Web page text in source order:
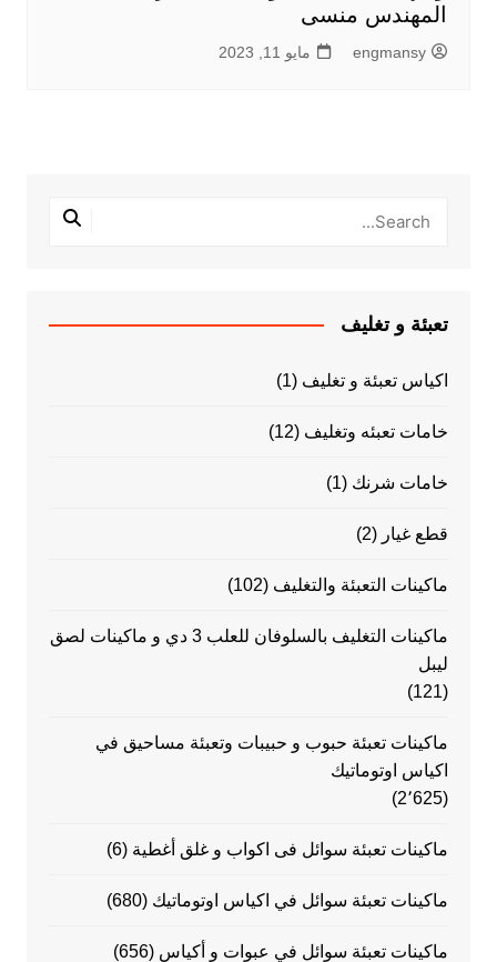
المهندس منسى
engmansy مايو 11, 2023
تعبئة و تغليف
اكياس تعبئة و تغليف (1)
خامات تعبئه وتغليف (12)
خامات شرنك (1)
قطع غيار (2)
ماكينات التعبئة والتغليف (102)
ماكينات التغليف بالسلوفان للعلب 3 دي و ماكينات لصق
ليبل
(121)
ماكينات تعبئة حبوب و حبيبات وتعبئة مساحيق في
اكياس اوتوماتيك
(2٬625)
ماكينات تعبئة سوائل فى اكواب و غلق أغطية (6)
ماكينات تعبئة سوائل في اكياس اوتوماتيك (680)
ماكينات تعبئة سوائل في عبوات و أكياس (656)